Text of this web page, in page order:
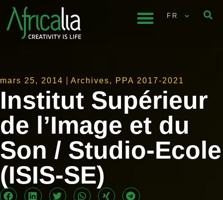
FR
mars 25, 2014 Archives, PPA 2017-2021
Institut Supérieur
de l’Image et du
Son / Studio-Ecole
(ISIS-SE)